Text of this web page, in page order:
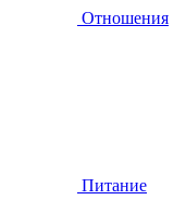
Отношения
Питание